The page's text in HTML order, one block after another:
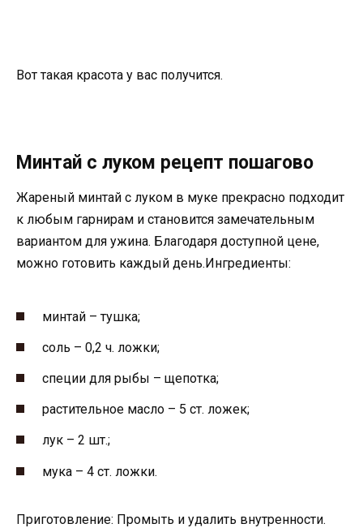
Вот такая красота у вас получится.
Минтай с луком рецепт пошагово
Жареный минтай с луком в муке прекрасно подходит
к любым гарнирам и становится замечательным
вариантом для ужина. Благодаря доступной цене,
можно готовить каждый день.Ингредиенты:
минтай – тушка;
соль – 0,2 ч. ложки;
специи для рыбы – щепотка;
растительное масло – 5 ст. ложек;
лук – 2 шт.;
мука – 4 ст. ложки.
Приготовление: Промыть и удалить внутренности.